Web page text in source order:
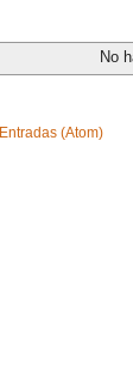
No
Entradas (Atom)